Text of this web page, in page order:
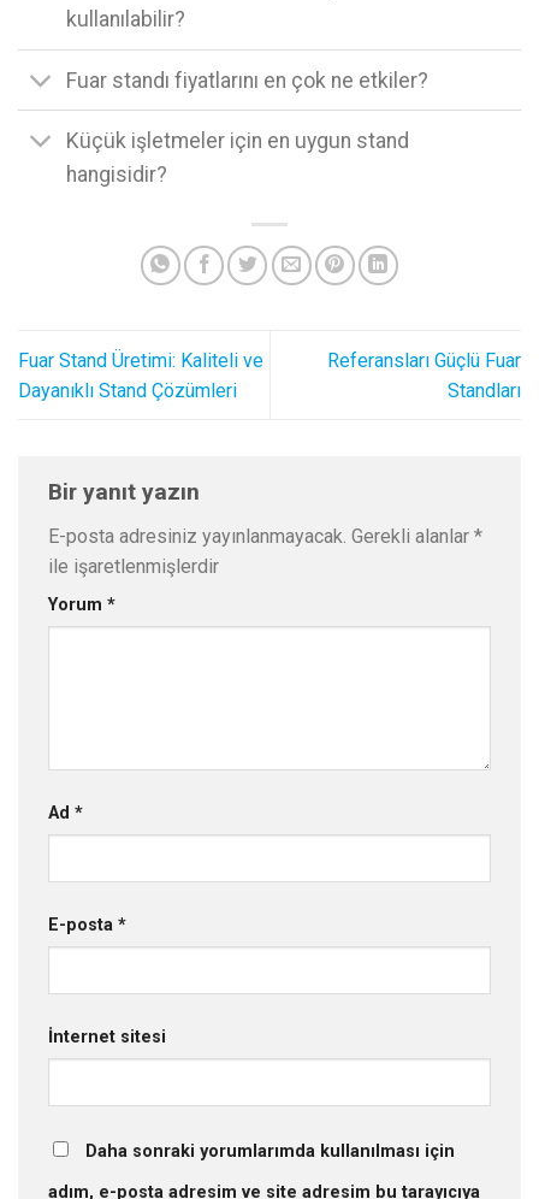
kullanılabilir?
Fuar standı fiyatlarını en çok ne etkiler?
Küçük işletmeler için en uygun stand
hangisidir?
Fuar Stand Üretimi: Kaliteli ve
Dayanıklı Stand Çözümleri
Referansları Güçlü Fuar
Standları
Bir yanıt yazın
E-posta adresiniz yayınlanmayacak. Gerekli alanlar *
ile işaretlenmişlerdir
Yorum *
Ad *
E-posta *
İnternet sitesi
Daha sonraki yorumlarımda kullanılması için
adım, e-posta adresim ve site adresim bu tarayıcıya